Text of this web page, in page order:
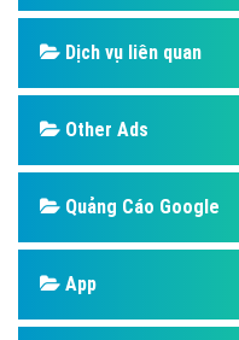
Dịch vụ liên quan
Other Ads
Quảng Cáo Google
App